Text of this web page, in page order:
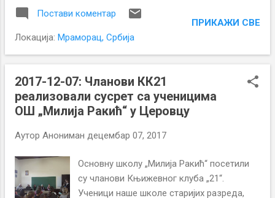
су се веома обрадовали новогодишњим
пакетићима.
Постави коментар
Локација: Мраморац, Србија
ПРИКАЖИ СВЕ
2017-12-07: Чланови КК21
реализовали сусрет са ученицима
ОШ „Милија Ракић“ у Церовцу
Аутор Анониман децембар 07, 2017
Основну школу „Милија Ракић“ посетили
су чланови Књижевног клуба „21“.
Ученици наше школе старијих разреда,